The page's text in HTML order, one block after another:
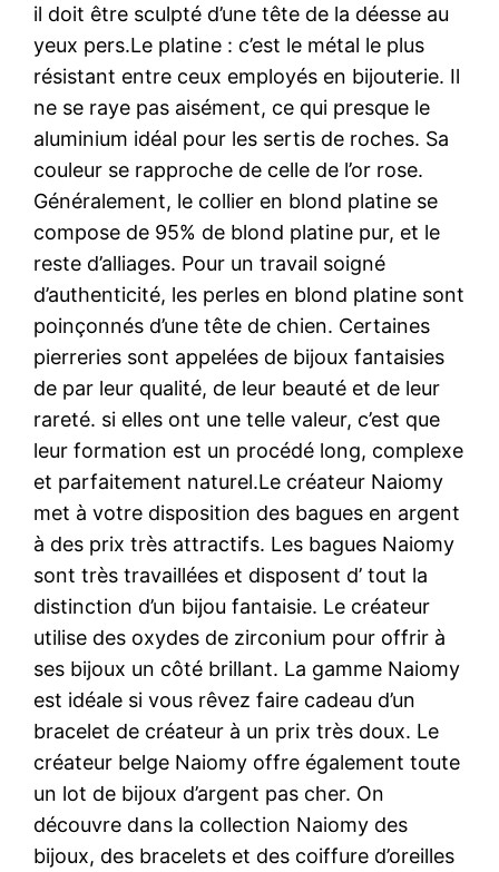
il doit être sculpté d’une tête de la déesse au
yeux pers.Le platine : c’est le métal le plus
résistant entre ceux employés en bijouterie. Il
ne se raye pas aisément, ce qui presque le
aluminium idéal pour les sertis de roches. Sa
couleur se rapproche de celle de l’or rose.
Généralement, le collier en blond platine se
compose de 95% de blond platine pur, et le
reste d’alliages. Pour un travail soigné
d’authenticité, les perles en blond platine sont
poinçonnés d’une tête de chien. Certaines
pierreries sont appelées de bijoux fantaisies
de par leur qualité, de leur beauté et de leur
rareté. si elles ont une telle valeur, c’est que
leur formation est un procédé long, complexe
et parfaitement naturel.Le créateur Naiomy
met à votre disposition des bagues en argent
à des prix très attractifs. Les bagues Naiomy
sont très travaillées et disposent d’ tout la
distinction d’un bijou fantaisie. Le créateur
utilise des oxydes de zirconium pour offrir à
ses bijoux un côté brillant. La gamme Naiomy
est idéale si vous rêvez faire cadeau d’un
bracelet de créateur à un prix très doux. Le
créateur belge Naiomy offre également toute
un lot de bijoux d’argent pas cher. On
découvre dans la collection Naiomy des
bijoux, des bracelets et des coiffure d’oreilles